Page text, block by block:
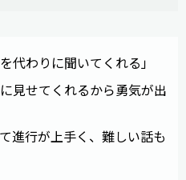
代わりに聞いてくれる」
見せてくれるから勇気が出
進行が上手く、難しい話も